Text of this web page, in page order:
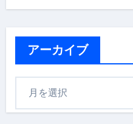
アーカイブ